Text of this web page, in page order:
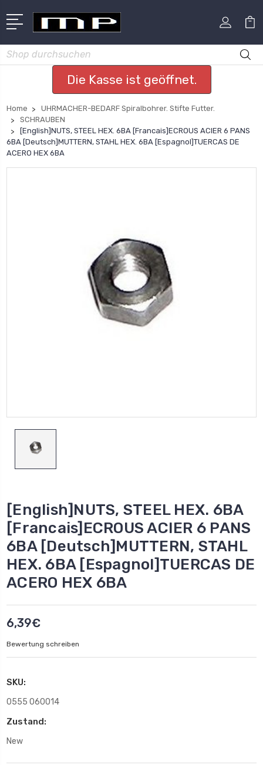
Suchen
Die Kasse ist geöffnet.
Home
UHRMACHER-BEDARF Spiralbohrer. Stifte Futter.
SCHRAUBEN
[English]NUTS, STEEL HEX. 6BA [Francais]ECROUS ACIER 6 PANS
6BA [Deutsch]MUTTERN, STAHL HEX. 6BA [Espagnol]TUERCAS DE
ACERO HEX 6BA
[English]NUTS, STEEL HEX. 6BA
[Francais]ECROUS ACIER 6 PANS
6BA [Deutsch]MUTTERN, STAHL
HEX. 6BA [Espagnol]TUERCAS DE
ACERO HEX 6BA
6,39€
Bewertung schreiben
SKU:
0555 060014
Zustand:
New